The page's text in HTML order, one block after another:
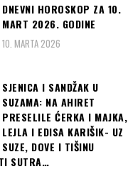
DNEVNI HOROSKOP ZA 10.
MART 2026. GODINE
10. MARTA 2026
SJENICA I SANDŽAK U
SUZAMA: NA AHIRET
PRESELILE ĆERKA I MAJKA,
LEJLA I EDISA KARIŠIK- UZ
SUZE, DOVE I TIŠINU
SUTRA…